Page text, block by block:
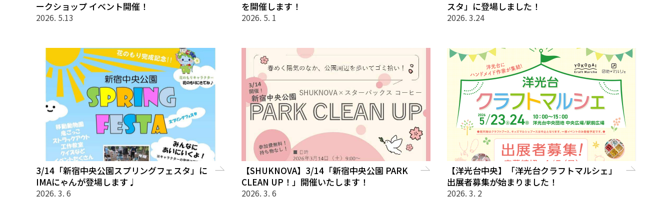
ークショップ イベント開催！
2026. 5.13
を開催します！
2026. 5. 1
スタ」に登場しました！
2026. 3.24
3/14「新宿中央公園スプリングフェスタ」に
IMAにゃんが登場します♩
2026. 3. 6
【SHUKNOVA】3/14「新宿中央公園 PARK
CLEAN UP！」開催いたします！
2026. 3. 6
【洋光台中央】「洋光台クラフトマルシェ」
出展者募集が始まりました！
2026. 3. 2